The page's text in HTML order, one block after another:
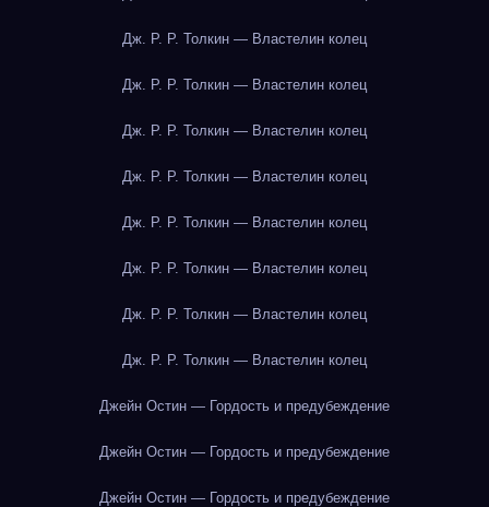
Дж. Р. Р. Толкин — Властелин колец
Дж. Р. Р. Толкин — Властелин колец
Дж. Р. Р. Толкин — Властелин колец
Дж. Р. Р. Толкин — Властелин колец
Дж. Р. Р. Толкин — Властелин колец
Дж. Р. Р. Толкин — Властелин колец
Дж. Р. Р. Толкин — Властелин колец
Дж. Р. Р. Толкин — Властелин колец
Джейн Остин — Гордость и предубеждение
Джейн Остин — Гордость и предубеждение
Джейн Остин — Гордость и предубеждение